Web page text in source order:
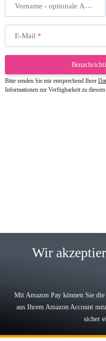
Vorname - optionale Angabe
E-Mail
Bitte senden Sie mir entsprechend Ihrer
Informationen zur Verfügbarkeit zu
Wir
Mit Amazon Pay können Sie
aus Ihrem Amazon Account
sicher